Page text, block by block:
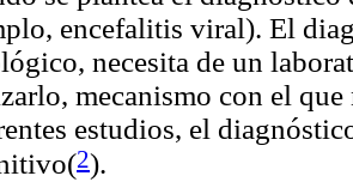
encefalitis viral). El
necesita de un
mecanismo con el
estudios, el
2).